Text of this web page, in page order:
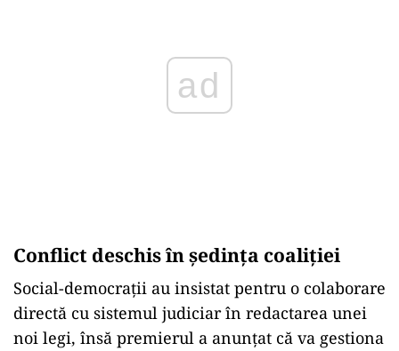
ad
Conflict deschisînședința coaliției
Social-democrații au insistat pentru o colaborare
directă cu sistemul judiciarîn redactarea unei
noi legi, însă premierul a anunțat că va gestiona